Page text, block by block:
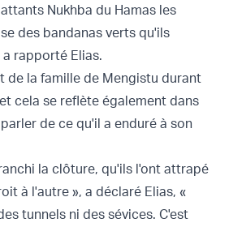
Nukhba du Hamas les
des bandanas verts qu'ils
rapporté Elias.
de la famille de Mengistu durant
cela se reflète également dans
de ce qu'il a enduré à son
la clôture, qu'ils l'ont attrapé
à l'autre », a déclaré Elias, «
tunnels ni des sévices. C'est